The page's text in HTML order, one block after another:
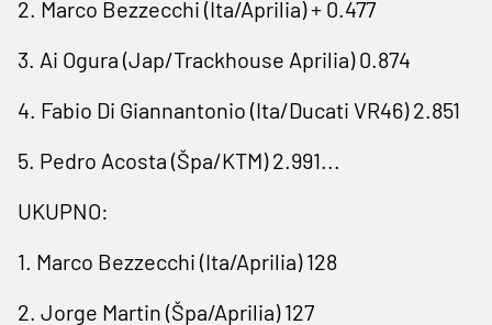
2. Marco Bezzecchi (Ita/Aprilia) + 0.477
3. Ai Ogura (Jap/Trackhouse Aprilia) 0.874
4. Fabio Di Giannantonio (Ita/Ducati VR46) 2.851
5. Pedro Acosta (Špa/KTM) 2.991...
UKUPNO:
1. Marco Bezzecchi (Ita/Aprilia) 128
2. Jorge Martin (Špa/Aprilia) 127